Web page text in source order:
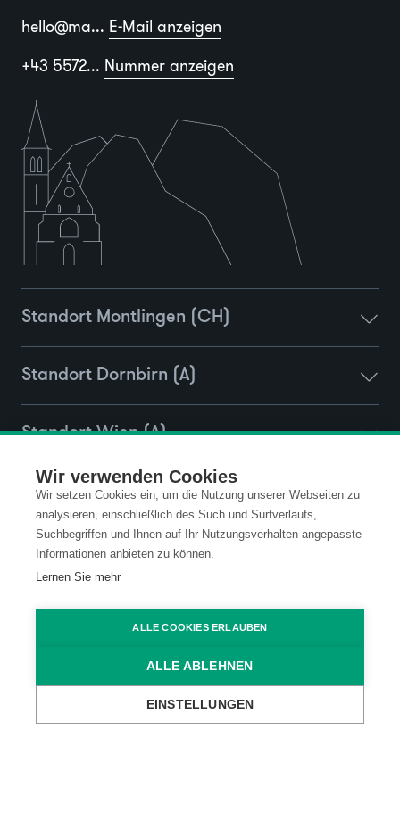
Wir verwenden Cookies
Wir setzen Cookies ein, um die Nutzung unserer Webseiten zu
analysieren, einschließlich des Such und Surfverlaufs,
Suchbegriffen und Ihnen auf Ihr Nutzungsverhalten angepasste
Informationen anbieten zu können.
Lernen Sie mehr
ALLE COOKIES ERLAUBEN
ALLE ABLEHNEN
EINSTELLUNGEN
hello@ma... E-Mail anzeigen
+43 5572... Nummer anzeigen
Standort Montlingen (CH)
Standort Dornbirn (A)
Standort Wien (A)
Standort Ravensburg (D)
Kontakt
Code of Conduct